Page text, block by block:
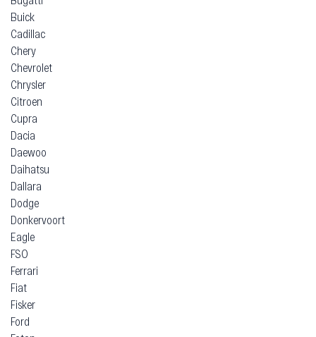
Buick
Cadillac
Chery
Chevrolet
Chrysler
Citroen
Cupra
Dacia
Daewoo
Daihatsu
Dallara
Dodge
Donkervoort
Eagle
FSO
Ferrari
Fiat
Fisker
Ford